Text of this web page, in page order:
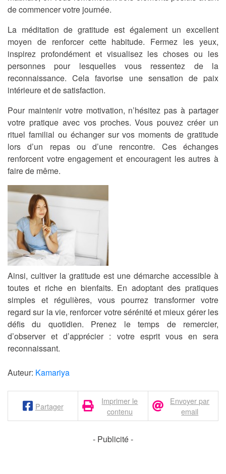
de commencer votre journée.
La méditation de gratitude est également un excellent
moyen de renforcer cette habitude. Fermez les yeux,
inspirez profondément et visualisez les choses ou les
personnes pour lesquelles vous ressentez de la
reconnaissance. Cela favorise une sensation de paix
intérieure et de satisfaction.
Pour maintenir votre motivation, n’hésitez pas à partager
votre pratique avec vos proches. Vous pouvez créer un
rituel familial ou échanger sur vos moments de gratitude
lors d’un repas ou d’une rencontre. Ces échanges
renforcent votre engagement et encouragent les autres à
faire de même.
Ainsi, cultiver la gratitude est une démarche accessible à
toutes et riche en bienfaits. En adoptant des pratiques
simples et régulières, vous pourrez transformer votre
regard sur la vie, renforcer votre sérénité et mieux gérer les
défis du quotidien. Prenez le temps de remercier,
d’observer et d’apprécier : votre esprit vous en sera
reconnaissant.
Auteur: Kamariya
Partager
Imprimer le
contenu
Envoyer par
email
- Publicité -